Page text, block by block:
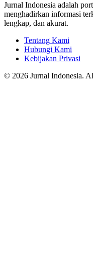
Jurnal Indonesia adalah
menghadirkan informasi
lengkap, dan akurat.
Tentang Kami
Hubungi Kami
Kebijakan Privasi
© 2026 Jurnal Indonesia.